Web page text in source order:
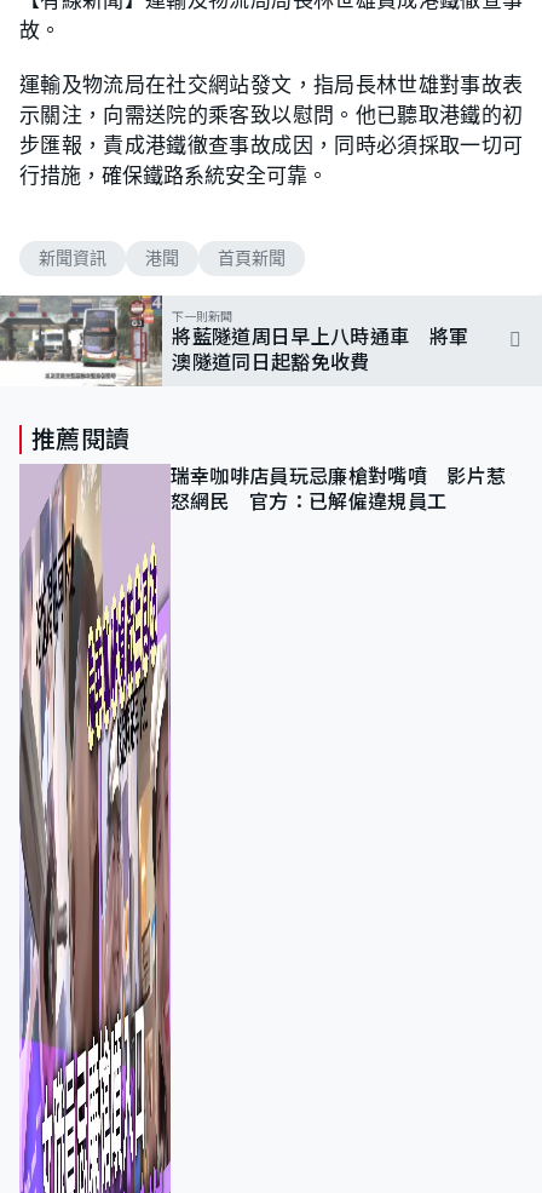
d
0
0
.
0
0
%
故。
運輸及物流局在社交網站發文，指局長林世雄對事故表
示關注，向需送院的乘客致以慰問。他已聽取港鐵的初
步匯報，責成港鐵徹查事故成因，同時必須採取一切可
行措施，確保鐵路系統安全可靠。
新聞資訊 港聞 首頁新聞
下一則新聞
將藍隧道周日早上八時通車 將軍
澳隧道同日起豁免收費
推薦閱讀
瑞幸咖啡店員玩忌廉槍對嘴噴 影片惹
怒網民 官方：已解僱違規員工